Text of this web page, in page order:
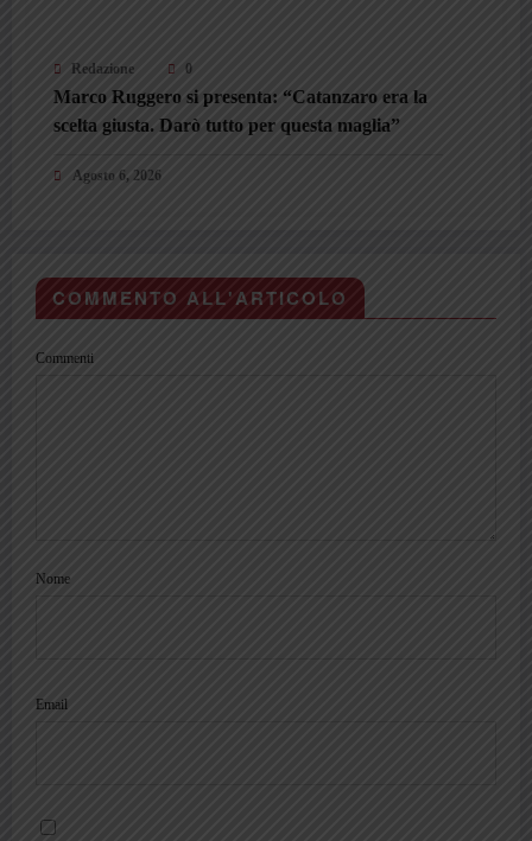
Redazione 0
Marco Ruggero si presenta: “Catanzaro era la
scelta giusta. Darò tutto per questa maglia”
Agosto 6, 2026
COMMENTO ALL'ARTICOLO
Commenti
Nome
Email